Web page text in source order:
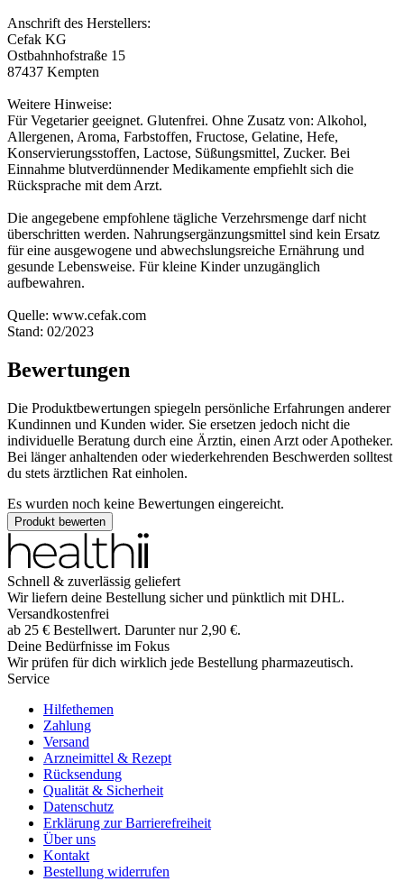
Anschrift des Herstellers:
Cefak KG
Ostbahnhofstraße 15
87437 Kempten
Weitere Hinweise:
Für Vegetarier geeignet. Glutenfrei. Ohne Zusatz von: Alkohol,
Allergenen, Aroma, Farbstoffen, Fructose, Gelatine, Hefe,
Konservierungsstoffen, Lactose, Süßungsmittel, Zucker. Bei
Einnahme blutverdünnender Medikamente empfiehlt sich die
Rücksprache mit dem Arzt.
Die angegebene empfohlene tägliche Verzehrsmenge darf nicht
überschritten werden. Nahrungsergänzungsmittel sind kein Ersatz
für eine ausgewogene und abwechslungsreiche Ernährung und
gesunde Lebensweise. Für kleine Kinder unzugänglich
aufbewahren.
Quelle: www.cefak.com
Stand: 02/2023
Bewertungen
Die Produktbewertungen spiegeln persönliche Erfahrungen anderer
Kundinnen und Kunden wider. Sie ersetzen jedoch nicht die
individuelle Beratung durch eine Ärztin, einen Arzt oder Apotheker.
Bei länger anhaltenden oder wiederkehrenden Beschwerden solltest
du stets ärztlichen Rat einholen.
Es wurden noch keine Bewertungen eingereicht.
Produkt bewerten
Schnell & zuverlässig geliefert
Wir liefern deine Bestellung sicher und pünktlich mit DHL.
Versandkostenfrei
ab 25 € Bestellwert. Darunter nur 2,90 €.
Deine Bedürfnisse im Fokus
Wir prüfen für dich wirklich jede Bestellung pharmazeutisch.
Service
Hilfethemen
Zahlung
Versand
Arzneimittel & Rezept
Rücksendung
Qualität & Sicherheit
Datenschutz
Erklärung zur Barrierefreiheit
Über uns
Kontakt
Bestellung widerrufen